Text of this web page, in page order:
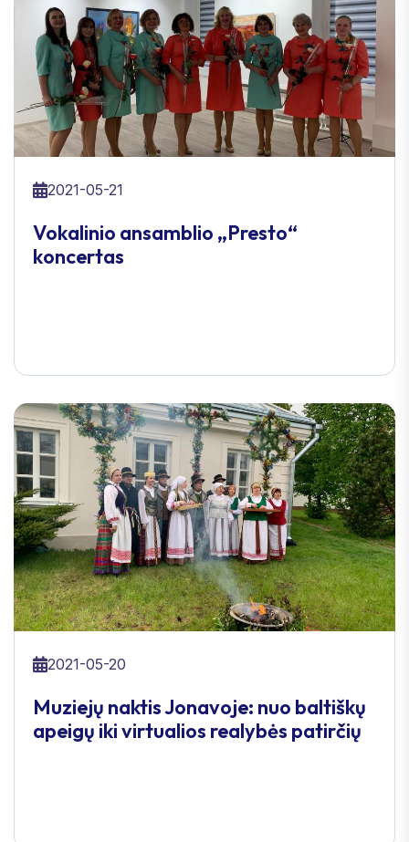
2021-05-21
Vokalinio ansamblio „Presto“
koncertas
2021-05-20
Muziejų naktis Jonavoje: nuo baltiškų
apeigų iki virtualios realybės patirčių